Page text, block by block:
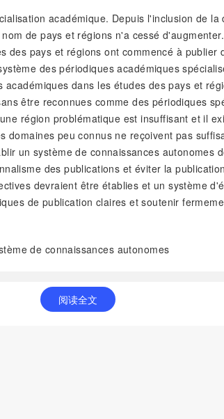
académique. Depuis l'inclusion de
de pays et régions n'a cessé
pays et régions ont commencé à
des périodiques académiques
dans les études des pays et
être reconnues comme des périodiques
région problématique est insuffisant et il
peu connus ne reçoivent pas
un système de connaissances autonomes
des publications et éviter la
devraient être établies et un système
de publication claires et soutenir
de connaissances autonomes
阅读全文